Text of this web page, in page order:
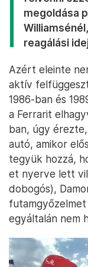
megoldása
reagálási
Azért eleinte
aktív
1986-ban és
a Ferrarit
ban, úgy
autó, amikor
tegyük hozzá,
et nyerve lett
dobogós),
egyáltalán nem